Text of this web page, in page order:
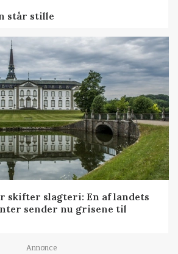
står stille
skifter slagteri: En af landets
sender nu grisene til
Annonce